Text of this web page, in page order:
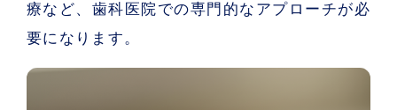
療など、歯科医院での専門的なアプローチが必
要になります。